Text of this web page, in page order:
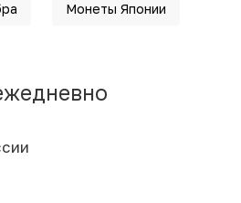
Монеты Японии